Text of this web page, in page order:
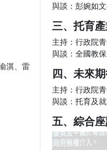
淇、雷
與談：彭婉如
三、托育
主持：行政院
與談：全國教
四、未來
主持：行政院
與談：托育及
五、綜合